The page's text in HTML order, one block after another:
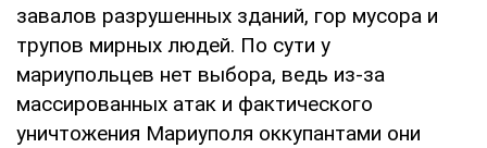
завалов разрушенных зданий, гор мусора и
трупов мирных людей. По сути у
мариупольцев нет выбора, ведь из-за
массированных атак и фактического
уничтожения Мариуполя оккупантами они